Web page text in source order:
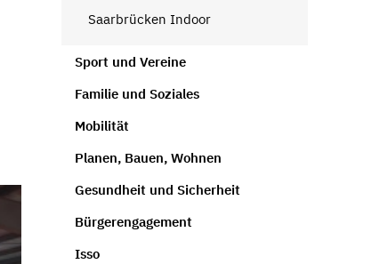
Saarbrücken Indoor
Sport und Vereine
Familie und Soziales
Mobilität
Planen, Bauen, Wohnen
Gesundheit und Sicherheit
Bürgerengagement
Isso